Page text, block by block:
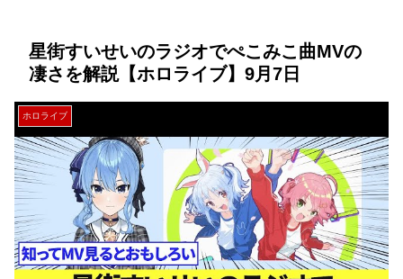
星街すいせいのラジオでぺこみこ曲MVの
凄さを解説【ホロライブ】9月7日
ホロライブ